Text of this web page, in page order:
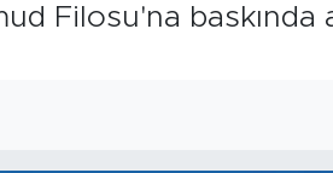
Filosu'na baskında